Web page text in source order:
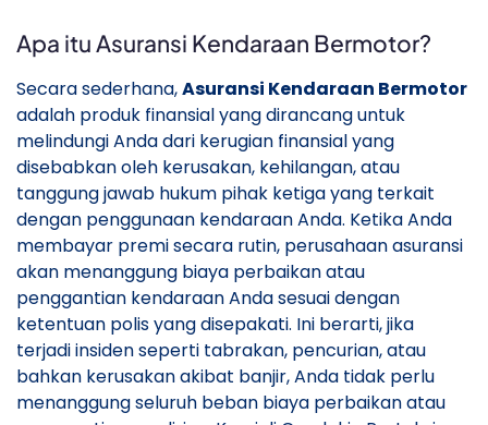
Apa itu Asuransi Kendaraan Bermotor?
Secara sederhana,Asuransi Kendaraan Bermotor
adalah produk finansial yang dirancang untuk
melindungi Anda dari kerugian finansial yang
disebabkan oleh kerusakan, kehilangan, atau
tanggung jawab hukum pihak ketiga yang terkait
dengan penggunaan kendaraan Anda. Ketika Anda
membayar premi secara rutin, perusahaan asuransi
akan menanggung biaya perbaikan atau
penggantian kendaraan Anda sesuai dengan
ketentuan polis yang disepakati. Ini berarti, jika
terjadi insiden seperti tabrakan, pencurian, atau
bahkan kerusakan akibat banjir, Anda tidak perlu
menanggung seluruh beban biaya perbaikan atau